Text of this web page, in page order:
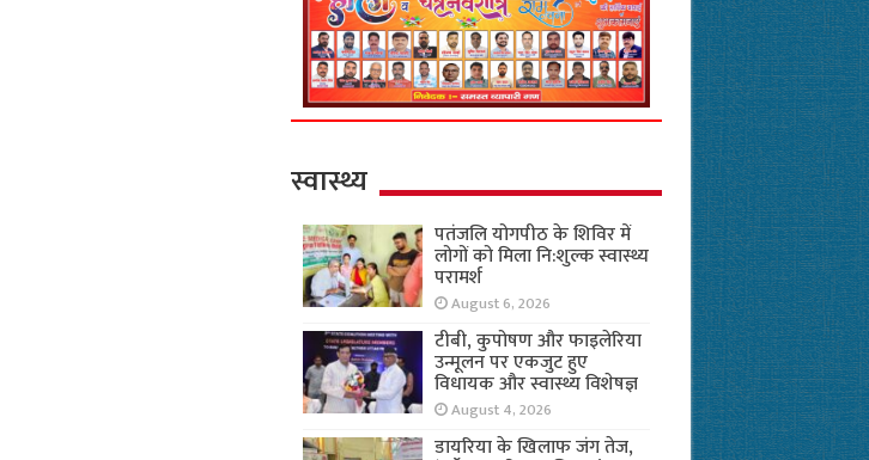
स्वास्थ्य
पतंजलि योगपीठ के शिविर में
लोगों को मिला नि:शुल्क स्वास्थ्य
परामर्श
August 6, 2026
टीबी, कुपोषण और फाइलेरिया
उन्मूलन पर एकजुट हुए
विधायक और स्वास्थ्य विशेषज्ञ
August 4, 2026
डायरिया के खिलाफ जंग तेज,